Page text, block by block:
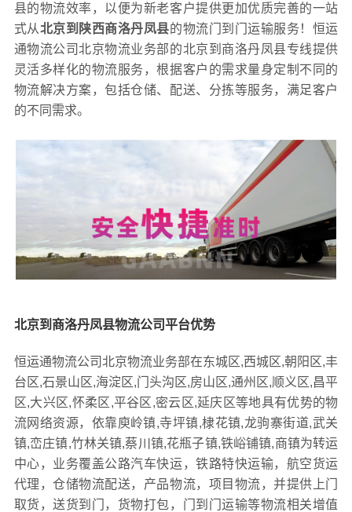
县的物流效率，以便为新老客户提供更加优质完善的一站
式从北京到陕西商洛丹凤县的物流门到门运输服务！恒运
通物流公司北京物流业务部的北京到商洛丹凤县专线提供
灵活多样化的物流服务，根据客户的需求量身定制不同的
物流解决方案，包括仓储、配送、分拣等服务，满足客户
的不同需求。
北京到商洛丹凤县物流公司平台优势
恒运通物流公司北京物流业务部在东城区,西城区,朝阳区,丰
台区,石景山区,海淀区,门头沟区,房山区,通州区,顺义区,昌平
区,大兴区,怀柔区,平谷区,密云区,延庆区等地具有优势的物
流网络资源，依靠庾岭镇,寺坪镇,棣花镇,龙驹寨街道,武关
镇,峦庄镇,竹林关镇,蔡川镇,花瓶子镇,铁峪铺镇,商镇为转运
中心，业务覆盖公路汽车快运，铁路特快运输，航空货运
代理，仓储物流配送，产品物流，项目物流，并提供上门
取货，送货到门，货物打包，门到门运输等物流相关增值